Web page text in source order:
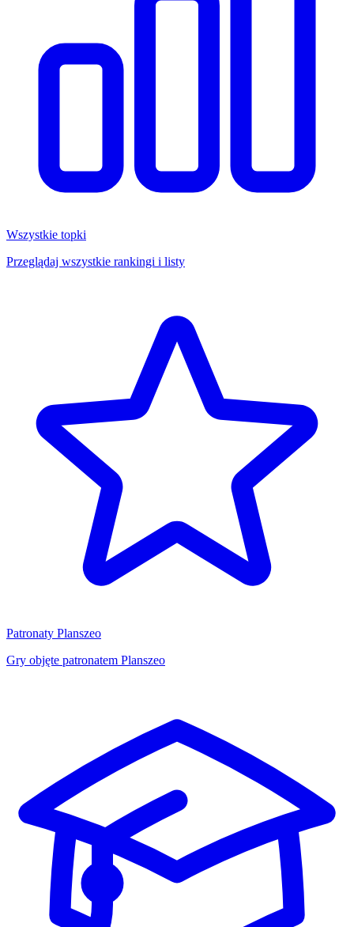
Wszystkie topki
Przeglądaj wszystkie rankingi i listy
Patronaty Planszeo
Gry objęte patronatem Planszeo